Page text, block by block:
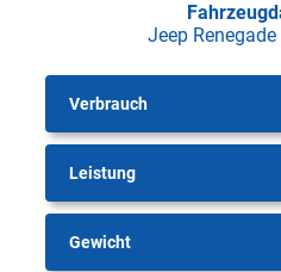
Jeep
Verbrauch
Leistung
Gewicht